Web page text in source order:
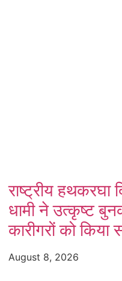
राष्ट्रीय हथकरघा
धामी ने उत्कृष्ट
कारीगरों को किया
August 8, 2026